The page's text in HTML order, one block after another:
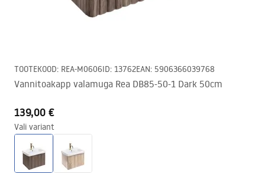
TOOTEKOOD: REA-M0606ID: 13762EAN: 5906366039768
Vannitoakapp valamuga Rea DB85-50-1 Dark 50cm
139,00 €
Vali variant